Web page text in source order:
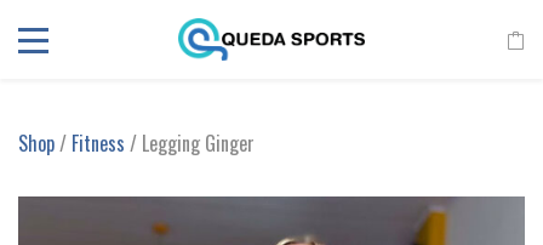
Shop/ Fitness / Legging Ginger